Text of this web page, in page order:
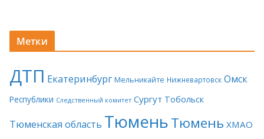
Метки
ДТП Екатеринбург Мельникайте Нижневартовск Омск
Республики Следственный комитет Сургут Тобольск
Тюменская область ТюменьТюмень ХМАО